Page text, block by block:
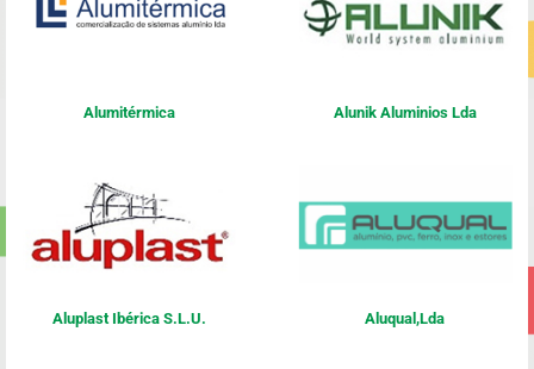
Alumitérmica Alunik Aluminios Lda
Aluplast Ibérica S.L.U. Aluqual,Lda